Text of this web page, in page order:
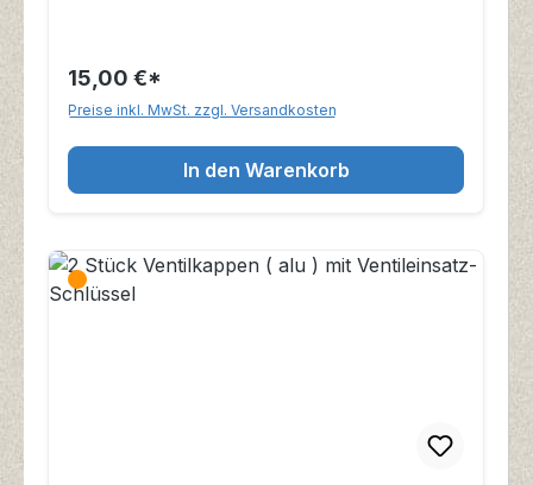
15,00 €*
Preise inkl. MwSt. zzgl. Versandkosten
In den Warenkorb